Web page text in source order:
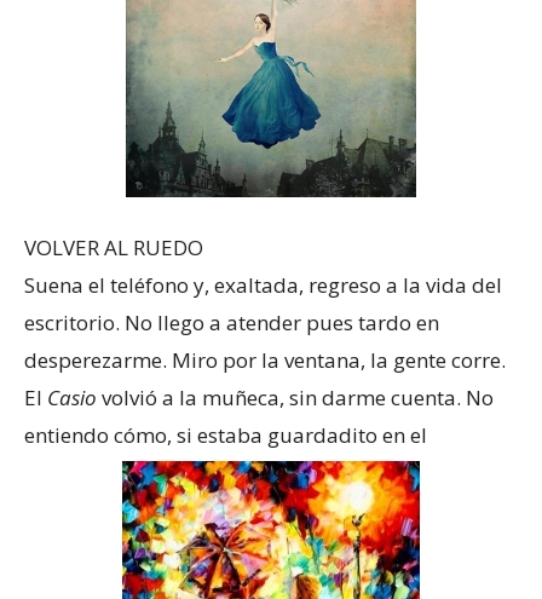
VOLVER AL RUEDO
Suena el teléfono y, exaltada, regreso a la vida del
escritorio. No llego a atender pues tardo en
desperezarme. Miro por la ventana, la gente corre.
El Casio volvió a la muñeca, sin darme cuenta. No
entiendo cómo, si estaba guardadito en el